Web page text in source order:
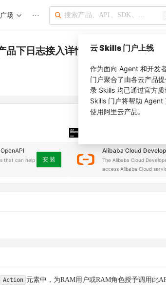
场 ···
品下日志接入详情
that can help
安 装
安装之
Alibaba Cloud
The Alibaba Cloud
access Alibaba Cloud
Action 元素中，为RAM用户或RAM角色授予调用此
云 Skills 门户上线
作为面向 Agent 和开发
门户聚合了由各云产品
录 Skills 均已通过官方
Skills 门户将帮助 Agent
使用阿里云产品。